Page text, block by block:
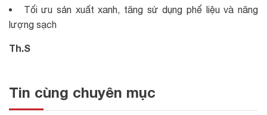
Tối ưu sản xuất xanh, tăng sử dụng phế liệu và năng
lượng sạch
Th.S
Tin cùng chuyên mục